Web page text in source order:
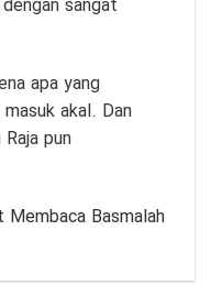
sangat
apa yang
akal. Dan
pun
Membaca Basmalah